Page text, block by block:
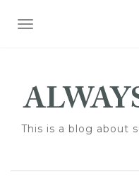
TOGGLE NAVIGATION
This is a blog about